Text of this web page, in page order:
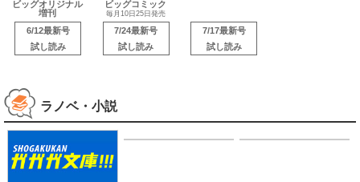
ビッグオリジナル
増刊
6/12最新号
ビッグコミック
毎月10日25日発売
7/24最新号
ビッグコミック増
刊
7/17最新号
ラノベ・小説